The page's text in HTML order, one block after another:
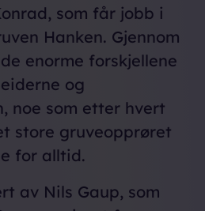
som får jobb i
Hanken. Gjennom
enorme forskjellene
og
noe som etter hvert
store gruveopprøret
for alltid.
av Nils Gaup, som